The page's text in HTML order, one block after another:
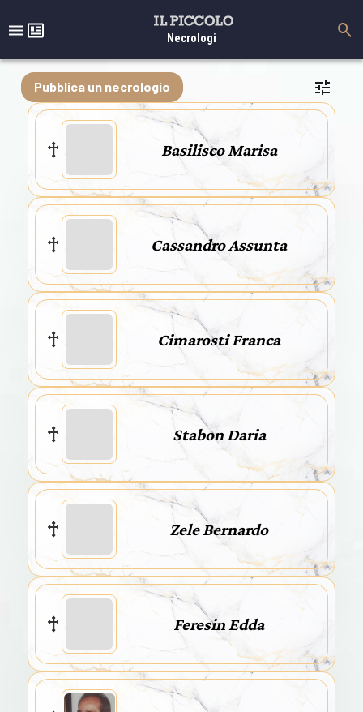
Necrologi
Pubblica un necrologio
Basilisco Marisa
Cassandro Assunta
Cimarosti Franca
Stabon Daria
Zele Bernardo
Feresin Edda